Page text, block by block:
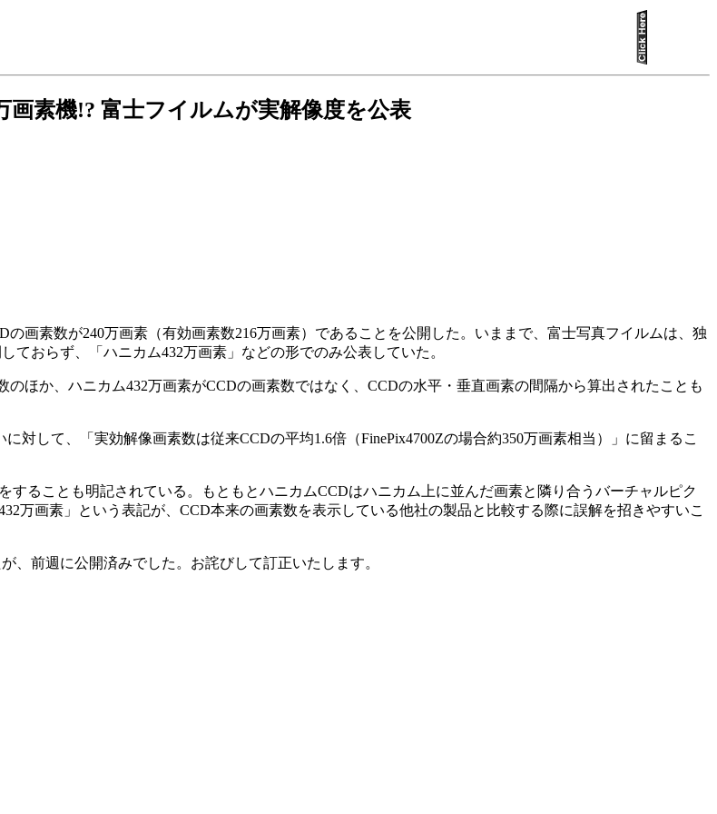
画素機!? 富士フイルムが実解像度を公表
の画素数が240万画素（有効画素数216万画素）であることを公開した。いままで、富士写真フイルムは、独
おらず、「ハニカム432万画素」などの形でのみ公表していた。
ほか、ハニカム432万画素がCCDの画素数ではなく、CCDの水平・垂直画素の間隔から算出されたことも
して、「実効解像画素数は従来CCDの平均1.6倍（FinePix4700Zの場合約350万画素相当）」に留まるこ
ることも明記されている。もともとハニカムCCDはハニカム上に並んだ画素と隣り合うバーチャルピク
万画素」という表記が、CCD本来の画素数を表示している他社の製品と比較する際に誤解を招きやすいこ
、前週に公開済みでした。お詫びして訂正いたします。